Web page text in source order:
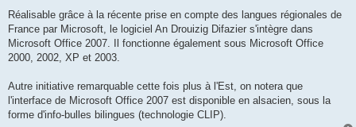
Réalisable grâce à la récente prise en compte des langues régionales de
France par Microsoft, le logiciel An Drouizig Difazier s'intègre dans
Microsoft Office 2007. Il fonctionne également sous Microsoft Office
2000, 2002, XP et 2003.
Autre initiative remarquable cette fois plus à l'Est, on notera que
l'interface de Microsoft Office 2007 est disponible en alsacien, sous la
forme d'info-bulles bilingues (technologie CLIP).